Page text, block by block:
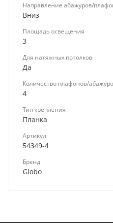
Направление абажуров/
Вниз
Площадь освещения
3
Для натяжных потолков
Да
Количество плафонов/
4
Тип крепления
Планка
Артикул
54349-4
Бренд
Globo